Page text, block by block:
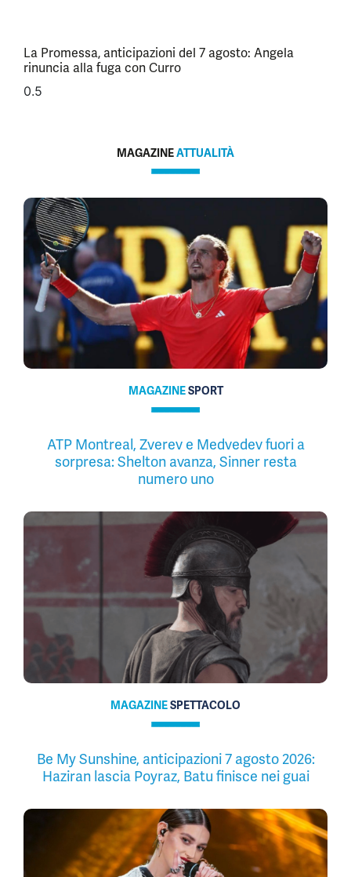
La Promessa, anticipazioni del 7 agosto: Angela
rinuncia alla fuga con Curro
MAGAZINEATTUALITÀ
MAGAZINESPORT
ATP Montreal, Zverev e Medvedev fuori a
sorpresa: Shelton avanza, Sinner resta
numero uno
MAGAZINESPETTACOLO
Be My Sunshine, anticipazioni 7 agosto 2026:
Haziran lascia Poyraz, Batu finisce nei guai